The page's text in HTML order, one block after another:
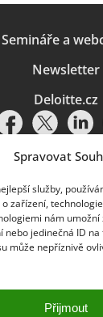
Spravovat
služby,
zařízení,
nám
nebo jedinečná ID
může nepříznivě
Přijmout
Semináře a
Newsletter
Deloitte.cz
osobních údajů
najdete vPravidlech
či více společností
„Deloitte Global“) a